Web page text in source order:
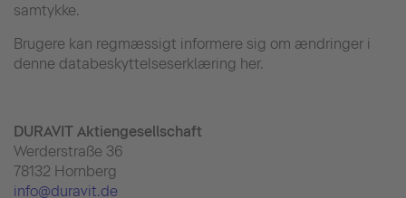
samtykke.
Brugere kan regmæssigt informere sig om ændringer i
denne databeskyttelseserklæring her.
DURAVIT Aktiengesellschaft
Werderstraße 36
78132 Hornberg
info@duravit.de